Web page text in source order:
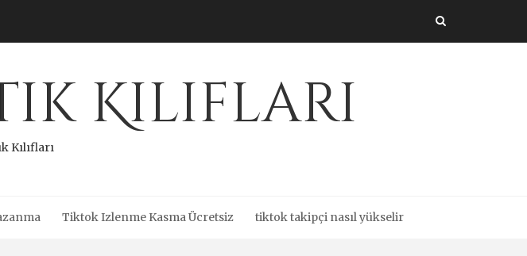
Kılıfları
Kılıfları
Tiktok Izlenme Kasma Ücretsiz tiktok takipçi nasıl yükselir